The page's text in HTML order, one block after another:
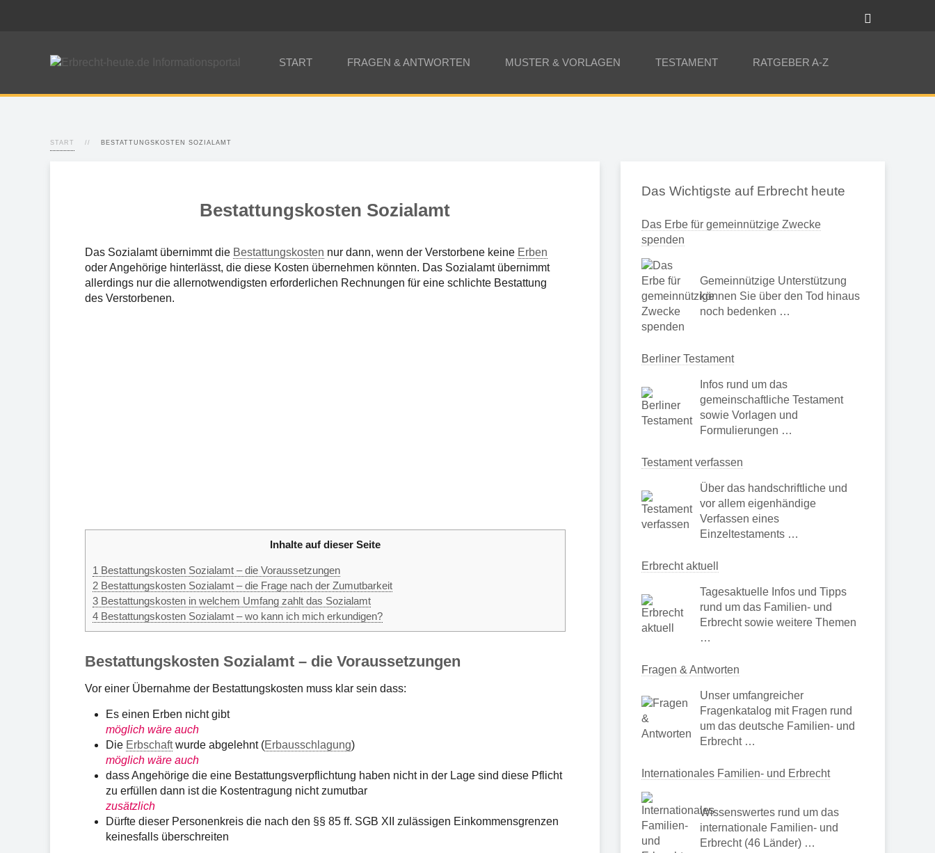
START FRAGEN & ANTWORTEN MUSTER & VORLAGEN TESTAMENT RATGEBER A-Z
START BESTATTUNGSKOSTEN SOZIALAMT
Bestattungskosten Sozialamt
Das Sozialamt übernimmt die Bestattungskosten nur dann, wenn der Verstorbene keine Erben
oder Angehörige hinterlässt, die diese Kosten übernehmen könnten. Das Sozialamt übernimmt
allerdings nur die allernotwendigsten erforderlichen Rechnungen für eine schlichte Bestattung
des Verstorbenen.
Inhalte auf dieser Seite
1 Bestattungskosten Sozialamt – die Voraussetzungen
2 Bestattungskosten Sozialamt – die Frage nach der Zumutbarkeit
3 Bestattungskosten in welchem Umfang zahlt das Sozialamt
4 Bestattungskosten Sozialamt – wo kann ich mich erkundigen?
Bestattungskosten Sozialamt – die Voraussetzungen
Vor einer Übernahme der Bestattungskosten muss klar sein dass:
Es einen Erben nicht gibt
möglich wäre auch
Die Erbschaftwurde abgelehnt (Erbausschlagung)
möglich wäre auch
dass Angehörige die eine Bestattungsverpflichtung haben nicht in der Lage sind diese Pflicht
zu erfüllen dann ist die Kostentragung nicht zumutbar
zusätzlich
Dürfte dieser Personenkreis die nach den §§ 85 ff. SGB XII zulässigen Einkommensgrenzen
keinesfalls überschreiten
Das Wichtigste auf Erbrecht heute
Das Erbe für gemeinnützige Zwecke
spenden
Gemeinnützige Unterstützung
können Sie über den Tod hinaus
noch bedenken …
Berliner Testament
Infos rund um das
gemeinschaftliche Testament
sowie Vorlagen und
Formulierungen …
Testament verfassen
Über das handschriftliche und
vor allem eigenhändige
Verfassen eines
Einzeltestaments …
Erbrecht aktuell
Tagesaktuelle Infos und Tipps
rund um das Familien- und
Erbrecht sowie weitere Themen
…
Fragen & Antworten
Unser umfangreicher
Fragenkatalog mit Fragen rund
um das deutsche Familien- und
Erbrecht …
Internationales Familien- und Erbrecht
Wissenswertes rund um das
internationale Familien- und
Erbrecht (46 Länder) …